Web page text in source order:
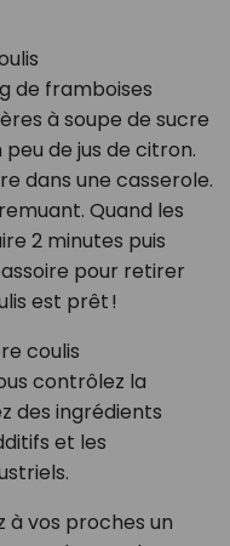
de framboises
à soupe de sucre
de jus de citron.
dans une casserole.
Quand les
2 minutes puis
pour retirer
est prêt !
coulis
contrôlez la
des ingrédients
et les
à vos proches un